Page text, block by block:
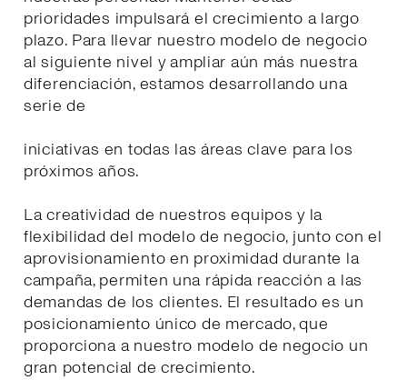
prioridades impulsará el crecimiento a largo
plazo. Para llevar nuestro modelo de negocio
al siguiente nivel y ampliar aún más nuestra
diferenciación, estamos desarrollando una
serie de
iniciativas en todas las áreas clave para los
próximos años.
La creatividad de nuestros equipos y la
flexibilidad del modelo de negocio, junto con el
aprovisionamiento en proximidad durante la
campaña, permiten una rápida reacción a las
demandas de los clientes. El resultado es un
posicionamiento único de mercado, que
proporciona a nuestro modelo de negocio un
gran potencial de crecimiento.